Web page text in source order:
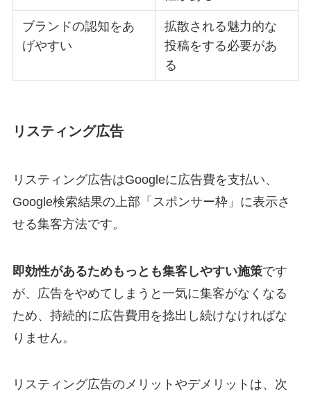
ブランドの認知をあ
げやすい
拡散される魅力的な
投稿をする必要があ
る
リスティング広告
リスティング広告はGoogleに広告費を支払い、
Google検索結果の上部「スポンサー枠」に表示さ
せる集客方法です。
即効性があるためもっとも集客しやすい施策です
が、広告をやめてしまうと一気に集客がなくなる
ため、持続的に広告費用を捻出し続けなければな
りません。
リスティング広告のメリットやデメリットは、次